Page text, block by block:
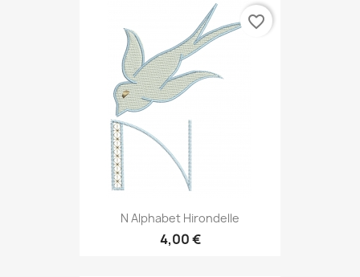
N Alphabet Hirondelle
4,00 €
favorite_border